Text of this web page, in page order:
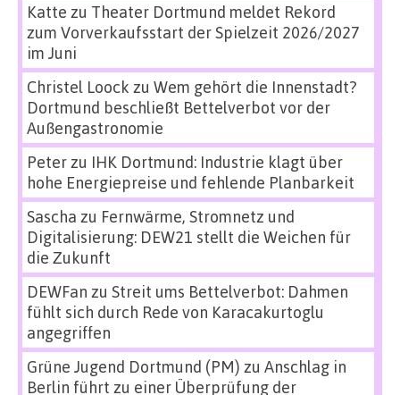
Katte zu Theater Dortmund meldet Rekord
zum Vorverkaufsstart der Spielzeit 2026/2027
im Juni
Christel Loock zu Wem gehört die Innenstadt?
Dortmund beschließt Bettelverbot vor der
Außengastronomie
Peterzu IHK Dortmund: Industrie klagt über
hohe Energiepreise und fehlende Planbarkeit
Sascha zu Fernwärme, Stromnetz und
Digitalisierung: DEW21 stellt die Weichen für
die Zukunft
DEWFan zu Streit ums Bettelverbot: Dahmen
fühlt sich durch Rede von Karacakurtoglu
angegriffen
Grüne Jugend Dortmund (PM) zu Anschlag in
Berlin führt zu einer Überprüfung der